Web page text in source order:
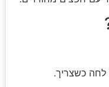
לחה כשצריך.